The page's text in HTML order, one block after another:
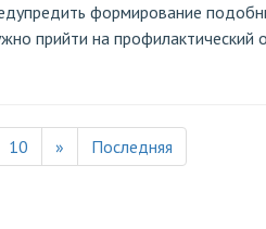
формирование
прийти на профилактический
10 » Последняя